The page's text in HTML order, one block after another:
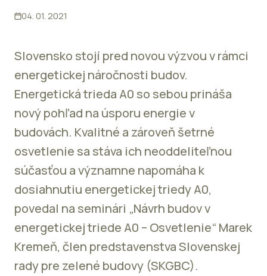
04. 01. 2021
Slovensko stojí pred novou výzvou v rámci
energetickej náročnosti budov.
Energetická trieda A0 so sebou prináša
nový pohľad na úsporu energie v
budovách. Kvalitné a zároveň šetrné
osvetlenie sa stáva ich neoddeliteľnou
súčasťou a významne napomáha k
dosiahnutiu energetickej triedy A0,
povedal na seminári „Návrh budov v
energetickej triede A0 – Osvetlenie“ Marek
Kremeň, člen predstavenstva Slovenskej
rady pre zelené budovy (SKGBC).